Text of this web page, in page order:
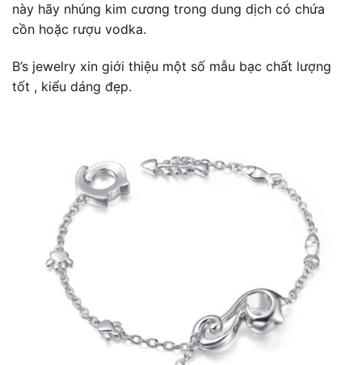
này hãy nhúng kim cương trong dung dịch có chứa
cồn hoặc rượu vodka.
B’s jewelry xin giới thiệu một số mẫu bạc chất lượng
tốt , kiểu dáng đẹp.